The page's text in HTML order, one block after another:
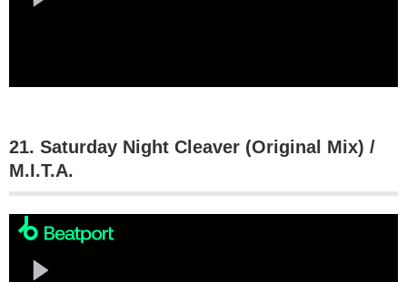
21. Saturday Night Cleaver (Original Mix) /
M.I.T.A.